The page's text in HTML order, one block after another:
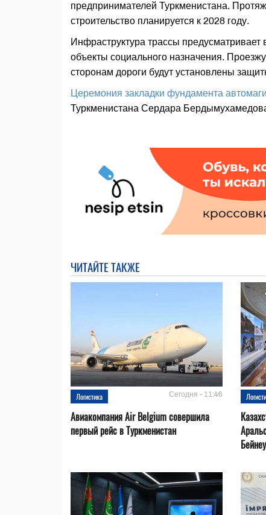
предпринимателей Туркменистана.
строительство планируется к 2028 году.
Инфраструктура трассы
объекты социального назначения.
сторонам дороги будут установлены
Церемония закладки фундамента
Туркменистана Сердара
ЧИТАЙТЕ ТАКЖЕ
Логистика Сегодня - 11:46
Авиакомпания Air Belgium совершила
первый рейс в Туркменистан